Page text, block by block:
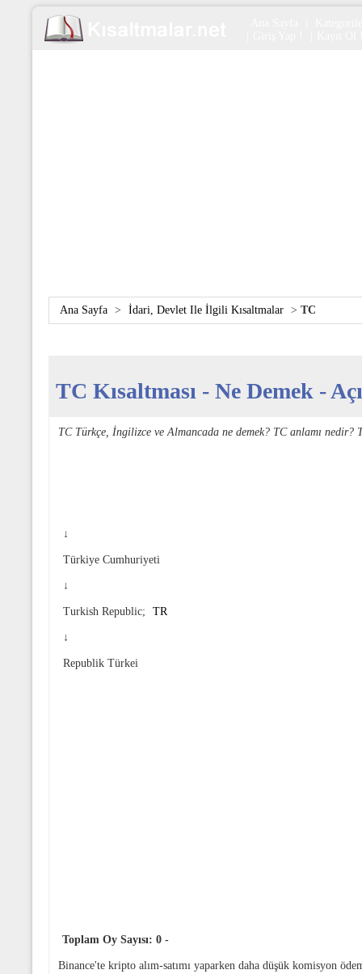
Ana Sayfa > İdari, Devlet Ile İlgili Kısaltmalar > TC
TC Kısaltması - Ne Demek -
TC Türkçe, İngilizce ve Almancada ne demek? TC anlamı nedir?
↓
Türkiye Cumhuriyeti
↓
Turkish Republic; TR
↓
Republik Türkei
Toplam Oy Sayısı: 0 -
Binance'te kripto alım-satımı yaparken daha düşük komisyon